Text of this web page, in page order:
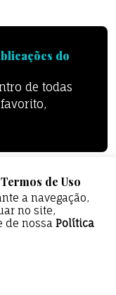
do
de todas
de Uso
a navegação,
no site,
de nossa Política